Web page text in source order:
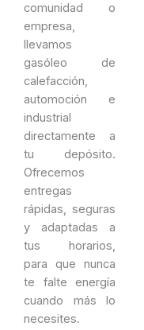
comunidad o
empresa,
llevamos
gasóleo de
calefacción,
automoción e
industrial
directamente a
tu depósito.
Ofrecemos
entregas
rápidas, seguras
y adaptadas a
tus horarios,
para que nunca
te falte energía
cuando más lo
necesites.